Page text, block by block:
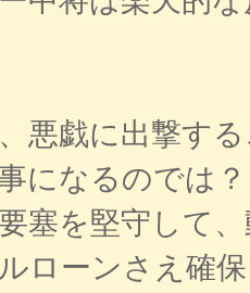
、悪戯に出撃す
になるのでは？
塞を堅守して
ローンさえ確